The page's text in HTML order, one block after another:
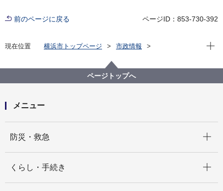
前のページに戻る ページID：853-730-392
現在位置 横浜市トップページ
市政情報
新型コロナウイルス感染症による新たな市内の患者確
認について
現在
ページトップへ
メニュー
防災・救急
くらし・手続き